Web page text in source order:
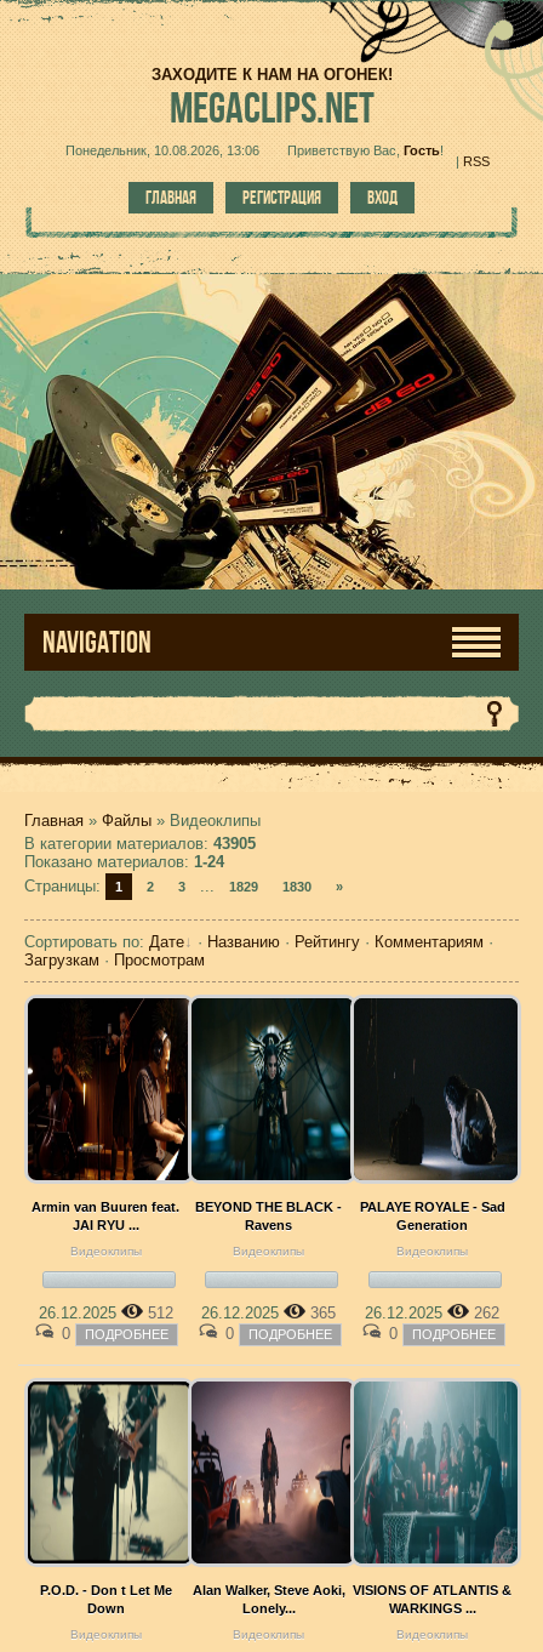
ЗАХОДИТЕ К НАМ НА ОГОНЕК!
MEGACLIPS.NET
Понедельник, 10.08.2026, 13:06 Приветствую Вас Гость!
| RSS
ГЛАВНАЯ РЕГИСТРАЦИЯ ВХОД
NAVIGATION
Главная » Файлы » Видеоклипы
В категории материалов: 43905
Показано материалов: 1-24
Страницы: 1 2 3 ... 1829 1830 »
Сортировать по: Дате · Названию · Рейтингу · Комментариям ·
Загрузкам · Просмотрам
Armin van Buuren feat.
JAI RYU ...
Видеоклипы
26.12.2025
512
0
ПОДРОБНЕЕ
BEYOND THE BLACK -
Ravens
Видеоклипы
26.12.2025
365
0
ПОДРОБНЕЕ
PALAYE ROYALE - Sad
Generation
Видеоклипы
26.12.2025
262
0
ПОДРОБНЕЕ
P.O.D. - Don t Let Me
Down
Видеоклипы
Alan Walker, Steve Aoki,
Lonely...
Видеоклипы
VISIONS OF ATLANTIS &
WARKINGS ...
Видеоклипы